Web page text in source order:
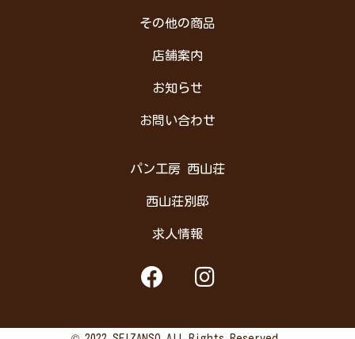
その他の商品
店舗案内
お知らせ
お問い合わせ
パン工房 西山荘
西山荘別邸
求人情報